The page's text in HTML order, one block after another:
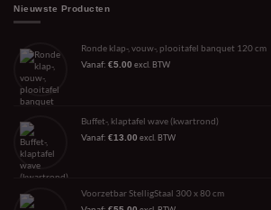
Nieuwste Producten
Ronde klap-, vouw-, plooitafel banquet 120 cm
Vanaf: €5.00 excl. BTW
Buffet-, klaptafel wave (kwartrond)
Vanaf: €13.00 excl. BTW
Voorzetbar StelligStaal 300 x 80 cm